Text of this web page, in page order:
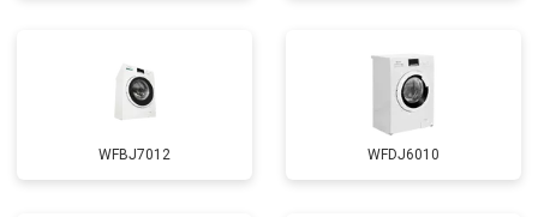
WFBJ7012 WFDJ6010